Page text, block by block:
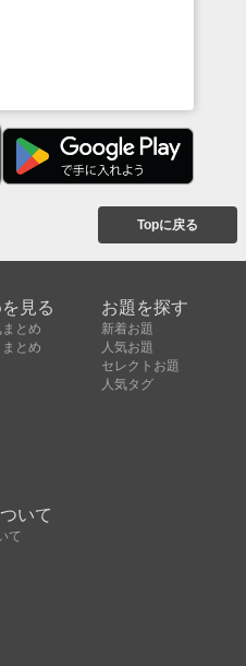
Topに戻る
見る
とめ
とめ
お題を探す
新着お題
人気お題
セレクトお題
人気タグ
いて
て